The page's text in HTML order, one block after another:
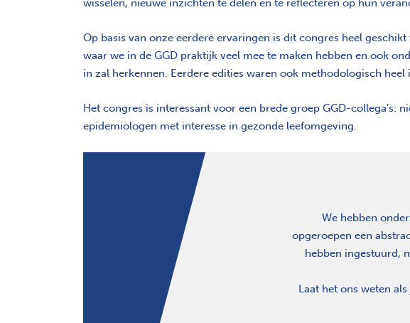
wisselen, nieuwe inzichten te delen en te reflecteren op hun
Op basis van onze eerdere ervaringen is dit congres heel
waar we in de GGD praktijk veel mee te maken hebben en ook
in zal herkennen. Eerdere edities waren ook methodologisch
Het congres is interessant voor een brede groep GGD-
epidemiologen met interesse in gezonde leefomgeving.
We hebben
opgeroepen een
hebben ingestuurd,
Laat het ons weten